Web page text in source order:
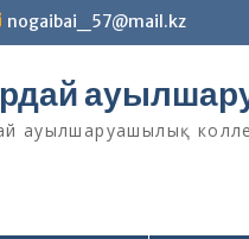
nogaibai_57@mail.kz
ауылшаруашылық